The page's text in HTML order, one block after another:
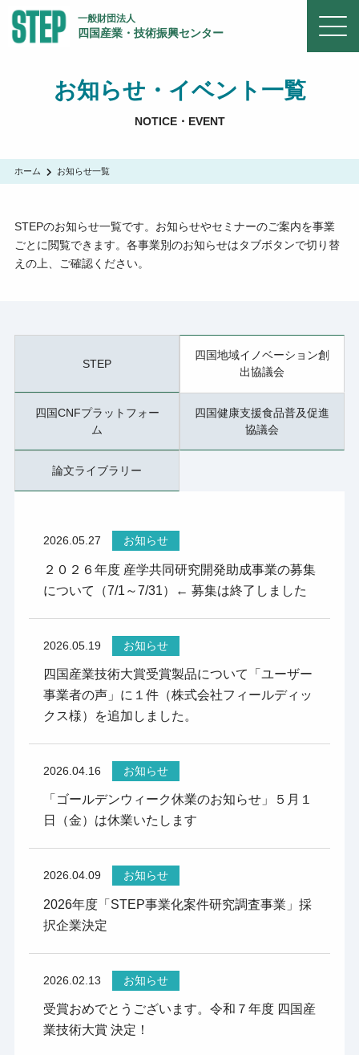
一般財団法人
四国産業・技術振興センター
お知らせ・イベント一覧
NOTICE・EVENT
ホーム お知らせ一覧
STEPのお知らせ一覧です。お知らせやセミナーのご案内を事業
ごとに閲覧できます。各事業別のお知らせはタブボタンで切り替
えの上、ご確認ください。
STEP
四国地域イノベーション創
出協議会
四国CNFプラットフォー
ム
四国健康支援食品普及促進
協議会
論文ライブラリー
2026.05.27 お知らせ
２０２６年度 産学共同研究開発助成事業の募集
について（7/1～7/31）← 募集は終了しました
2026.05.19 お知らせ
四国産業技術大賞受賞製品について「ユーザー
事業者の声」に１件（株式会社フィールディッ
クス様）を追加しました。
2026.04.16 お知らせ
「ゴールデンウィーク休業のお知らせ」５月１
日（金）は休業いたします
2026.04.09 お知らせ
2026年度「STEP事業化案件研究調査事業」採
択企業決定
2026.02.13 お知らせ
受賞おめでとうございます。令和７年度 四国産
業技術大賞 決定！